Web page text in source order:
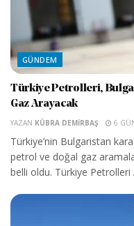
GÜNDEM
Türkiye Petrolleri,
Gaz Arayacak
YAZAN KÜBRA DEMIRBAŞ 6
Türkiye’nin Bulgaristan
petrol ve doğal gaz
belli oldu. Türkiye Petrolleri